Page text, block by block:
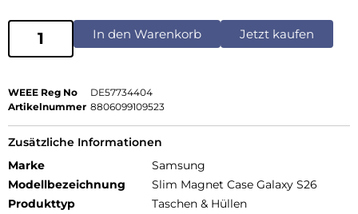
In den Warenkorb Jetzt kaufen
WEEE Reg No
DE57734404
Artikelnummer 8806099109523
Zusätzliche Informationen
Marke
Samsung
Modellbezeichnung
Slim Magnet Case Galaxy S26
Produkttyp
Taschen & Hüllen